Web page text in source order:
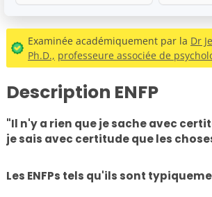
Examinée académiquement par la Dr
Ph.D., professeure associée de
Description ENFP
"Il n'y a rien que je sache avec
je sais avec certitude que les
Les ENFPs tels qu'ils sont